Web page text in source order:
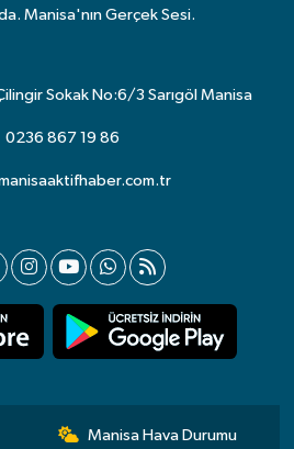
Manisa'nın Gerçek Sesi.
Sokak No:6/3 Sarıgöl Manisa
0236 867 19 86
Manisa Hava Durumu